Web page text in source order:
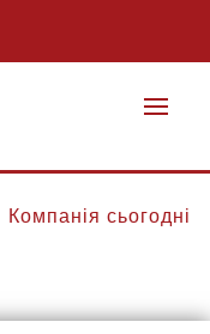
Компанія сьогодні